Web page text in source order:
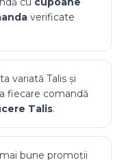
verificate
variată Talis și
fiecare comandă
Talis.
bune promoții